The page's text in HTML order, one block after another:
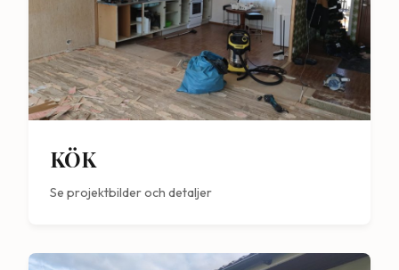
KÖK
Se projektbilder och detaljer